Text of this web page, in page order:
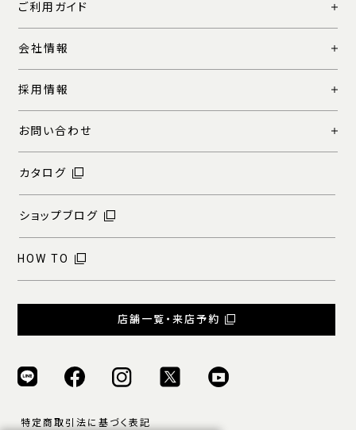
ご利用ガイド
会社情報
採用情報
お問い合わせ
カタログ
ショップブログ
HOW TO
店舗一覧・来店予約
特定商取引法に基づく表記